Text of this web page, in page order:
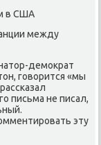
в США
между
демократ
говорится «мы
письма не писал,
эту